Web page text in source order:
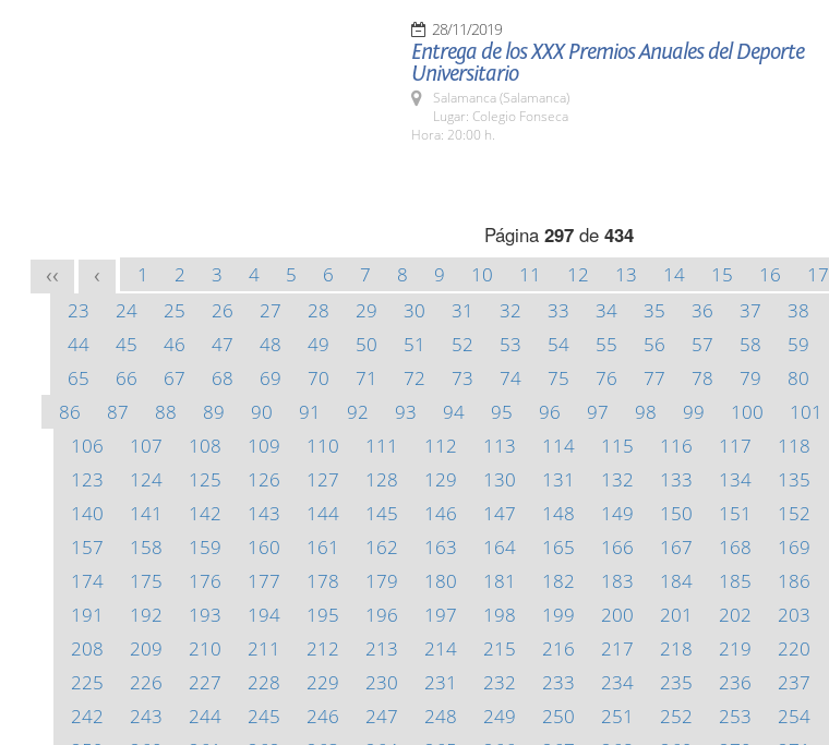
28/11/2019
Entrega de los XXX Premios Anuales del Deporte
Universitario
Salamanca (Salamanca)
Lugar: Colegio Fonseca
Hora: 20:00 h.
Página 297de 434
<< < 1 2 3 4 5 6 7 8 9 10 11 12 13 14 15 16 17
23
24 25 26 27 28 29 30 31 32 33 34 35 36 37 38
44
45 46 47 48 49 50 51 52 53 54 55 56 57 58 59
65
66 67 68 69 70 71 72 73 74 75 76 77 78 79 80
86
87 88 89 90 91 92 93 94 95 96 97 98 99 100 101
106
107 108 109 110 111 112 113 114 115 116 117 118
123
124 125 126 127 128 129 130 131 132 133 134 135
140
141 142 143 144 145 146 147 148 149 150 151 152
157
158 159 160 161 162 163 164 165 166 167 168 169
174
175 176 177 178 179 180 181 182 183 184 185 186
191
192 193 194 195 196 197 198 199 200 201 202 203
208
209 210 211 212 213 214 215 216 217 218 219 220
225
226 227 228 229 230 231 232 233 234 235 236 237
242
243 244 245 246 247 248 249 250 251 252 253 254